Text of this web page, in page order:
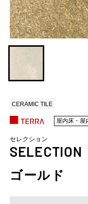
CERAMIC TILE
屋内床・屋
セレクション
SELECTION
ゴールド